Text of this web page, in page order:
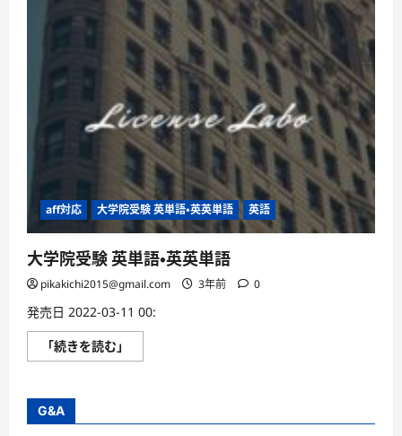
aff対応 大学院受験 英単語・英英単語 英語
大学院受験 英単語・英英単語
pikakichi2015@gmail.com 3年前 0
発売日 2022-03-11 00:
「続きを読む」
学
単
G&A